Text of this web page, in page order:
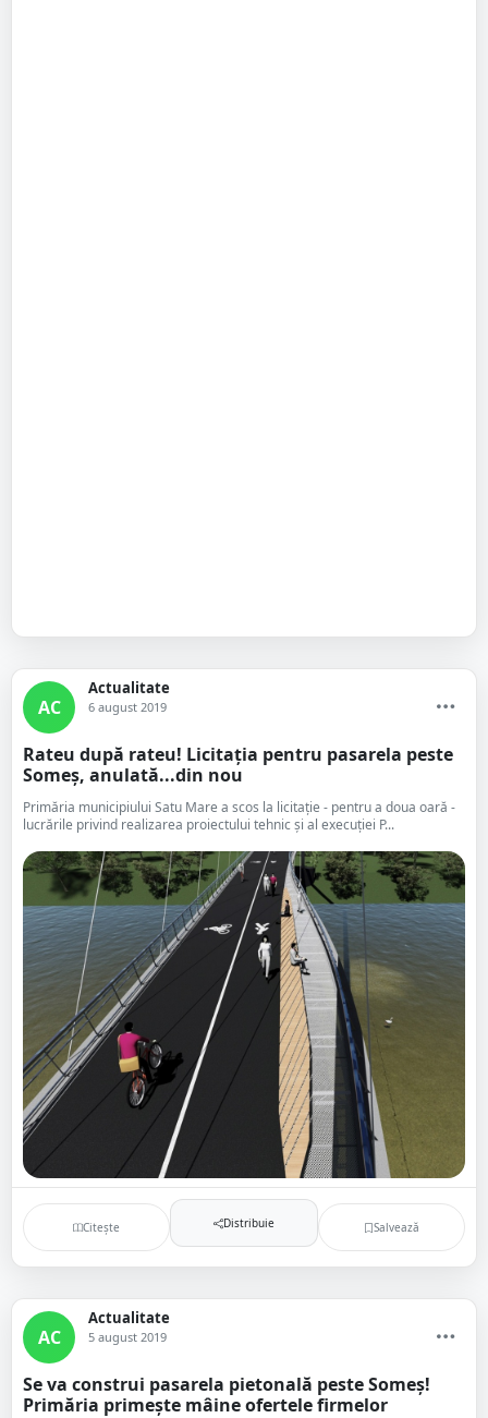
AC
Actualitate
6 august 2019
Rateu după rateu! Licitația pentru pasarela peste
Someș, anulată...din nou
Primăria municipiului Satu Mare a scos la licitație - pentru a doua oară -
lucrările privind realizarea proiectului tehnic și al execuției P...
Citește Distribuie Salvează
AC
Actualitate
5 august 2019
Se va construi pasarela pietonală peste Someș!
Primăria primește mâine ofertele firmelor